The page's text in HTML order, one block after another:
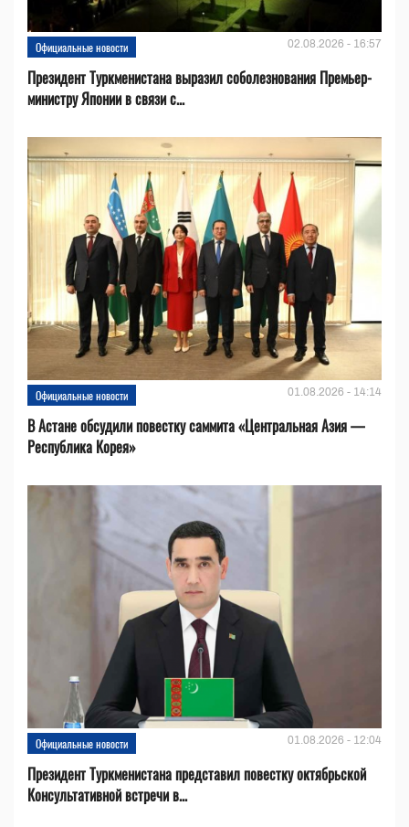
Официальные новости 02.08.2026 - 16:57
Президент Туркменистана выразил соболезнования Премьер-
министру Японии в связи с...
Официальные новости 01.08.2026 - 14:14
В Астане обсудили повестку саммита «Центральная Азия —
Республика Корея»
Официальные новости 01.08.2026 - 12:04
Президент Туркменистана представил повестку октябрьской
Консультативной встречи в...